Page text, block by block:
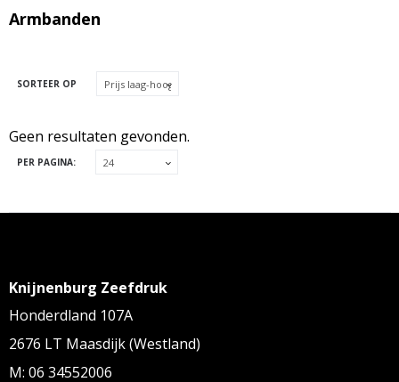
Armbanden
SORTEER OP
Geen resultaten gevonden.
PER PAGINA:
Knijnenburg Zeefdruk
Honderdland 107A
2676 LT Maasdijk (Westland)
M: 06 34552006